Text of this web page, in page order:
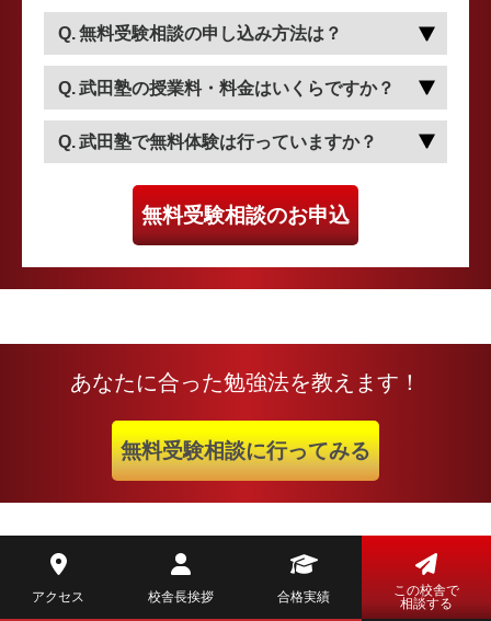
無料受験相談の申し込み方法は？
武田塾の授業料・料金はいくらですか？
武田塾で無料体験は行っていますか？
無料受験相談のお申込
あなたに合った勉強法を教えます！
無料受験相談に行ってみる
アクセス 校舎長挨拶 合格実績
この校舎で
相談する